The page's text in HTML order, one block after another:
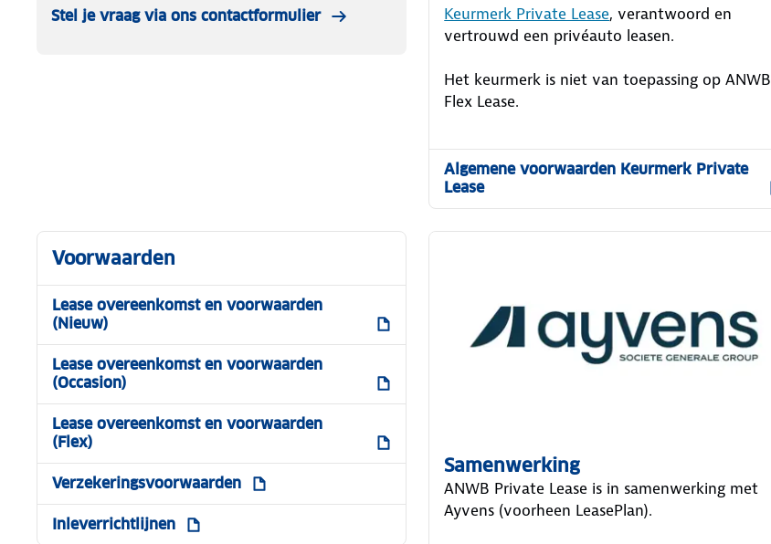
Stel je vraag via ons contactformulier
Keurmerk Private Lease, verantwoord en
vertrouwd een privéauto leasen.
Het keurmerk is niet van toepassing op ANWB
Flex Lease.
Algemene voorwaarden Keurmerk Private
Lease
Voorwaarden
Lease overeenkomst en voorwaarden
(Nieuw)
Lease overeenkomst en voorwaarden
(Occasion)
Lease overeenkomst en voorwaarden
(Flex)
Verzekeringsvoorwaarden
Inleverrichtlijnen
Samenwerking
ANWB Private Lease is in samenwerking met
Ayvens (voorheen LeasePlan).